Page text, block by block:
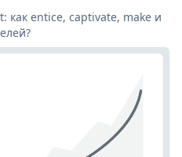
как entice, captivate, make и